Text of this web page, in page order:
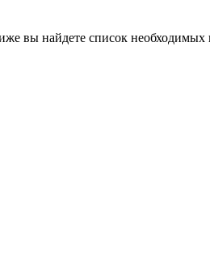
вы найдете список необходимых